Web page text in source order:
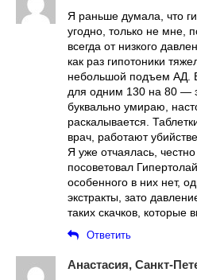
Я раньше думала, что
угодно, только не мне,
всегда от низкого
как раз гипотоники
небольшой подъем АД.
для одним 130 на 80 —
буквально умираю,
раскалывается.
врач, работают
Я уже отчаялась,
посоветовал
особенного в них нет,
экстракты, зато
таких скачков, которые
Ответить
Анастасия, Санкт-